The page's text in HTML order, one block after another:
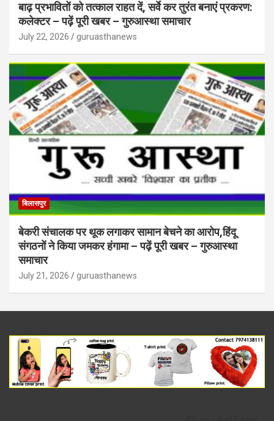
बाढ़ प्रभावितों को तत्काल राहत दें, सर्वे कर तुरंत बनाएं प्रकरण:
कलेक्टर – पढ़ें पूरी खबर – गुरुआस्था समाचार
July 22, 2026 guruasthanews
बिलासपुर
बेकरी संचालक पर थूक लगाकर सामान बेचने का आरोप,हिंदू
संगठनों ने किया जमकर हंगामा – पढ़ें पूरी खबर – गुरुआस्था
समाचार
July 21, 2026 guruasthanews